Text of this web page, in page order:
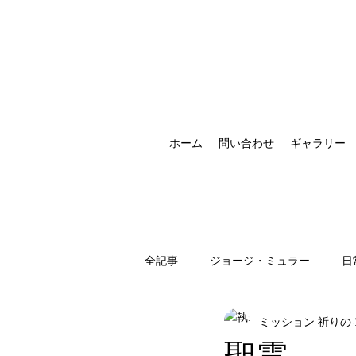
ホーム 問い合わせ ギャラリー
全記事 ジョージ・ミュラー
祈りの恵みの現れミッション 祈りの